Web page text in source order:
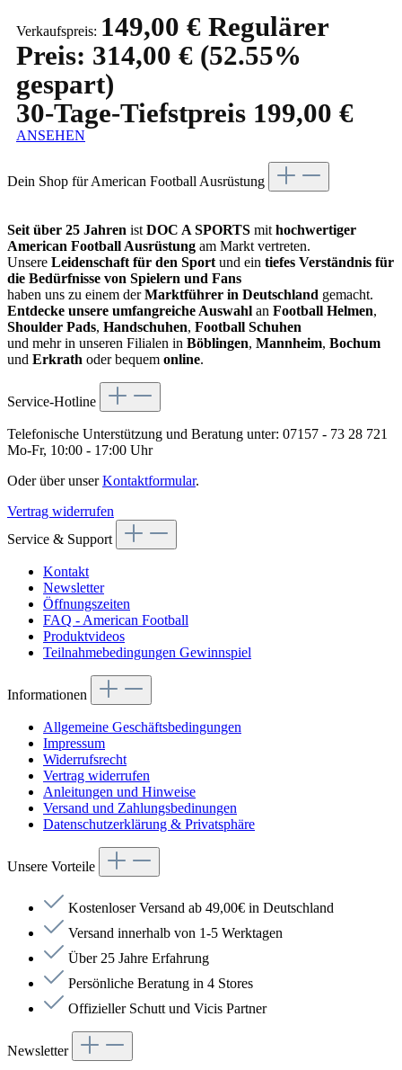
Verkaufspreis: 149,00 € Regulärer
Preis: 314,00 € (52.55%
gespart)
30-Tage-Tiefstpreis 199,00 €
ANSEHEN
Dein Shop für American Football Ausrüstung
Seit über 25 Jahren ist DOC A SPORTS mit hochwertiger
American Football Ausrüstung am Markt vertreten.
Unsere Leidenschaft für den Sport und ein tiefes Verständnis für
die Bedürfnisse von Spielern und Fans
haben uns zu einem derMarktführer in Deutschland gemacht.
Entdecke unsere umfangreiche Auswahl an Football Helmen,
Shoulder Pads, Handschuhen, Football Schuhen
und mehr in unseren Filialen in Böblingen, Mannheim, Bochum
und Erkrath oder bequem online.
Service-Hotline
Telefonische Unterstützung und Beratung unter: 07157 - 73 28 721
Mo-Fr, 10:00 - 17:00 Uhr
Oder über unserKontaktformular.
Vertrag widerrufen
Service & Support
Kontakt
Newsletter
Öffnungszeiten
FAQ - American Football
Produktvideos
Teilnahmebedingungen Gewinnspiel
Informationen
Allgemeine Geschäftsbedingungen
Impressum
Widerrufsrecht
Vertrag widerrufen
Anleitungen und Hinweise
Versand und Zahlungsbedinungen
Datenschutzerklärung & Privatsphäre
Unsere Vorteile
Kostenloser Versand ab 49,00€ in Deutschland
Versand innerhalb von 1-5 Werktagen
Über 25 Jahre Erfahrung
Persönliche Beratung in 4 Stores
Offizieller Schutt und Vicis Partner
Newsletter